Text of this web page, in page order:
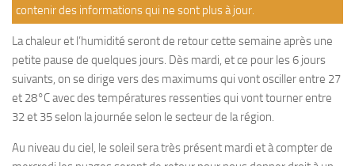
contenir des informations qui ne sont plus à jour.
La chaleur et l’humidité seront de retour cette semaine après une
petite pause de quelques jours. Dès mardi, et ce pour les 6 jours
suivants, on se dirige vers des maximums qui vont osciller entre 27
et 28°C avec des températures ressenties qui vont tourner entre
32 et 35 selon la journée selon le secteur de la région.
Au niveau du ciel, le soleil sera très présent mardi et à compter de